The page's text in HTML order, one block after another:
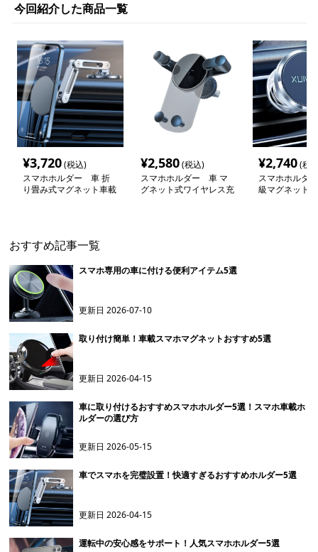
今回紹介した商品一覧
¥3,720(税込)
スマホホルダー 車 折
り畳み式マグネット車載
¥2,580(税込)
スマホホルダー 車 マ
グネット式ワイヤレス充
¥2,740(税
スマホホルダ
級マグネット
おすすめ記事一覧
スマホ専用の車に付ける便利アイテム5選
更新日2026-07-10
取り付け簡単！車載スマホマグネットおすすめ5選
更新日2026-04-15
車に取り付けるおすすめスマホホルダー5選！スマホ車載ホ
ルダーの選び方
更新日2026-05-15
車でスマホを完璧設置！快適すぎるおすすめホルダー5選
更新日2026-04-15
運転中の安心感をサポート！人気スマホホルダー5選